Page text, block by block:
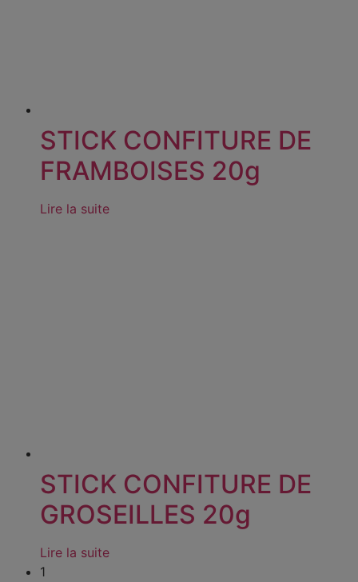
STICK CONFITURE DE
FRAMBOISES 20g
Lire la suite
STICK CONFITURE DE
GROSEILLES 20g
Lire la suite
1